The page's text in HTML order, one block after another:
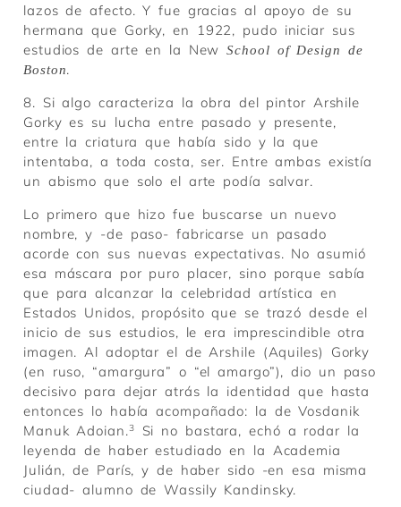
lazos de afecto. Y fue gracias al apoyo de su
hermana que Gorky, en 1922, pudo iniciar sus
estudios de arte en la NewSchool of Design de
Boston.
8. Si algo caracteriza la obra del pintor Arshile
Gorky es su lucha entre pasado y presente,
entre la criatura que había sido y la que
intentaba, a toda costa, ser. Entre ambas existía
un abismo que solo el arte podía salvar.
Lo primero que hizo fue buscarse un nuevo
nombre, y -de paso- fabricarse un pasado
acorde con sus nuevas expectativas. No asumió
esa máscara por puro placer, sino porque sabía
que para alcanzar la celebridad artística en
Estados Unidos, propósito que se trazó desde el
inicio de sus estudios, le era imprescindible otra
imagen. Al adoptar el de Arshile (Aquiles) Gorky
(en ruso, “amargura” o “el amargo”), dio un paso
decisivo para dejar atrás la identidad que hasta
entonces lo había acompañado: la de Vosdanik
Manuk Adoian. 3
Si no bastara, echó a rodar la
leyenda de haber estudiado en la Academia
Julián, de París, y de haber sido -en esa misma
ciudad- alumno de Wassily Kandinsky.